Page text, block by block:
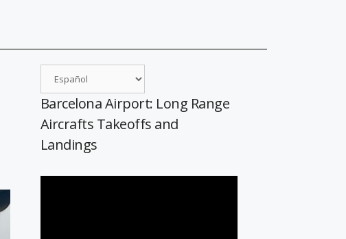
Barcelona Airport: Long Range
Aircrafts Takeoffs and
Landings